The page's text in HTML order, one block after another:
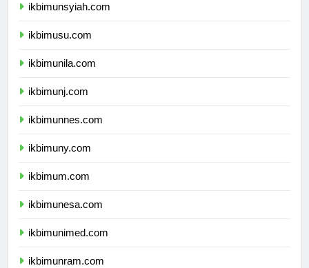
ikbimunsyiah.com
ikbimusu.com
ikbimunila.com
ikbimunj.com
ikbimunnes.com
ikbimuny.com
ikbimum.com
ikbimunesa.com
ikbimunimed.com
ikbimunram.com